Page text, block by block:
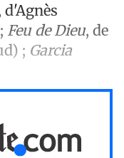
d'Agnès
Feu de Dieu, de
; Garcia